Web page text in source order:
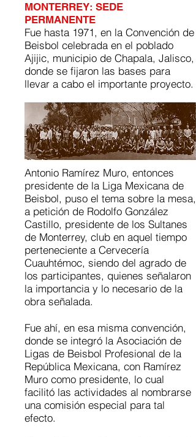
MONTERREY: SEDE
PERMANENTE
Fue hasta 1971, en la Convención de
Beisbol celebrada en el poblado
Ajijic, municipio de Chapala, Jalisco,
donde se fijaron las bases para
llevar a cabo el importante proyecto.
Antonio Ramírez Muro, entonces
presidente de la Liga Mexicana de
Beisbol, puso el tema sobre la mesa,
a petición de Rodolfo González
Castillo, presidente de los Sultanes
de Monterrey, club en aquel tiempo
perteneciente a Cervecería
Cuauhtémoc, siendo del agrado de
los participantes, quienes señalaron
la importancia y lo necesario de la
obra señalada.
Fue ahí, en esa misma convención,
donde se integró la Asociación de
Ligas de Beisbol Profesional de la
República Mexicana, con Ramírez
Muro como presidente, lo cual
facilitó las actividades al nombrarse
una comisión especial para tal
efecto.